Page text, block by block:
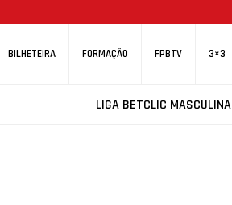
BILHETEIRA FORMAÇÃO FPBTV 3×3
LIGA BETCLIC MASCULINA